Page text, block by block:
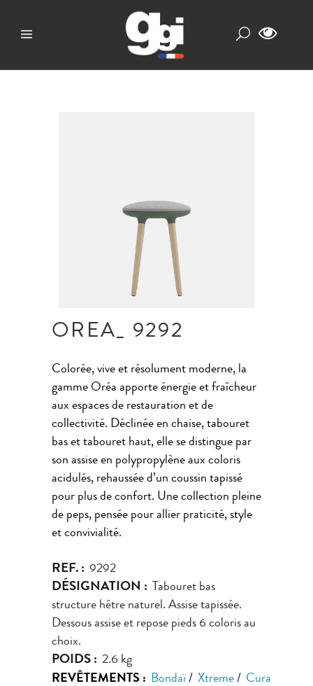
OREA_ 9292
Colorée, vive et résolument moderne, la
gamme Oréa apporte énergie et fraîcheur
aux espaces de restauration et de
collectivité. Déclinée en chaise, tabouret
bas et tabouret haut, elle se distingue par
son assise en polypropylène aux coloris
acidulés, rehaussée d’un coussin tapissé
pour plus de confort. Une collection pleine
de peps, pensée pour allier praticité, style
et convivialité.
REF. : 9292
DÉSIGNATION :
Tabouret bas
structure hêtre naturel. Assise tapissée.
Dessous assise et repose pieds 6 coloris au
choix.
POIDS : 2.6 kg
REVÊTEMENTS : Bondaï / Xtreme / Cura